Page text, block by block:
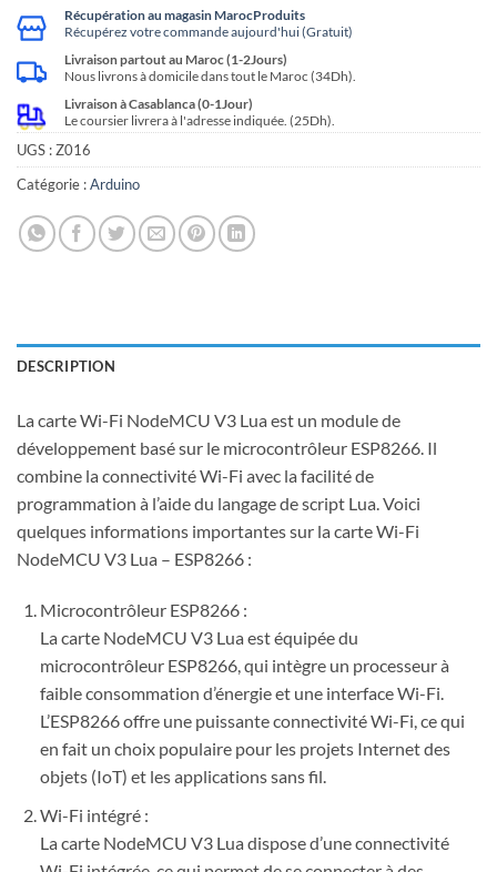
Récupération au magasin MarocProduits
Récupérez votre commande aujourd'hui (Gratuit)
Livraison partout au Maroc (1-2Jours)
Nous livrons à domicile dans tout le Maroc (34Dh).
Livraison à Casablanca (0-1Jour)
Le coursier livrera à l'adresse indiquée. (25Dh).
UGS :Z016
Catégorie :Arduino
DESCRIPTION
La carte Wi-Fi NodeMCU V3 Lua est un module de
développement basé sur le microcontrôleur ESP8266. Il
combine la connectivité Wi-Fi avec la facilité de
programmation à l’aide du langage de script Lua. Voici
quelques informations importantes sur la carte Wi-Fi
NodeMCU V3 Lua – ESP8266 :
Microcontrôleur ESP8266 :
La carte NodeMCU V3 Lua est équipée du
microcontrôleur ESP8266, qui intègre un processeur à
faible consommation d’énergie et une interface Wi-Fi.
L’ESP8266 offre une puissante connectivité Wi-Fi, ce qui
en fait un choix populaire pour les projets Internet des
objets (IoT) et les applications sans fil.
Wi-Fi intégré :
La carte NodeMCU V3 Lua dispose d’une connectivité